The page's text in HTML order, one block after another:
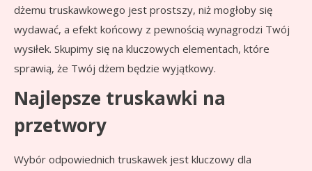
dżemu truskawkowego jest prostszy, niż mogłoby się
wydawać, a efekt końcowy z pewnością wynagrodzi Twój
wysiłek. Skupimy się na kluczowych elementach, które
sprawią, że Twój dżem będzie wyjątkowy.
Najlepsze truskawki na
przetwory
Wybór odpowiednich truskawek jest kluczowy dla